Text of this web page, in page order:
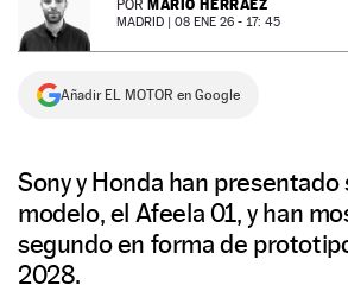
NEWSLETTER
SÍGUENOS
POR MARIO HERRÁEZ
MADRID | 08 ENE 26 - 17: 45
Añadir EL MOTOR en Google
Sony y Honda han
modelo, el Afeela 01, y han
segundo en forma de
2028.